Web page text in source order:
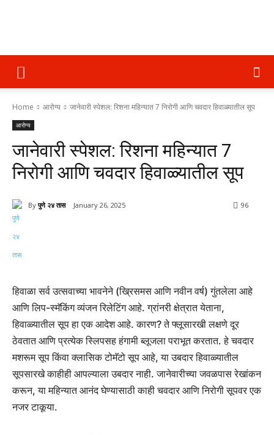
पुणे
२४
तास
Home आरोग्य जानेवारी स्पेशल: रिशना महिन्यात 7 निरोगी आणि चवदार हिवाळ्यातील सूप
आरोग्य
जानेवारी स्पेशल: रिशना महिन्यात 7
निरोगी आणि चवदार हिवाळ्यातील सूप
By पुणे २४ तास January 26, 2025 96
हिवाळा सर्व उत्सवाच्या भावनेने (ख्रिसमस आणि नवीन वर्ष) गुंतलेला आहे
आणि लिप-स्मॅकिंग व्यंजन रिलेटिंग आहे. ग्रांनरी क्षेत्रात येताना,
हिवाळ्यातील सूप हा एक आदेश आहे. कारण? ते फ्लूसारखी लक्षणे दूर
ठेवतात आणि प्रत्येक स्लिपसह हंगामी ब्लूजला पराभूत करतात. हे चवदार
मशरूम सूप किंवा क्लासिक टोमॅटो सूप आहे, या उबदार हिवाळ्यातील
सूपसारखे काहीही आपल्याला उबदार नाही. जानेवारीच्या जवळपास रेखांकन
करून, या महिन्यात आनंद घेण्यासाठी काही चवदार आणि निरोगी सूपवर एक
नजर टाकूया.